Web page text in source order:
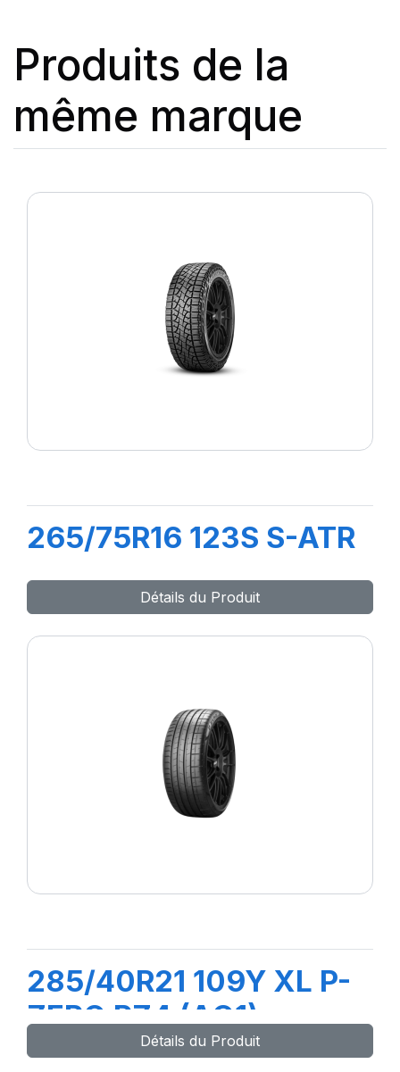
Produits de la
même marque
265/75R16 123S S-ATR
Détails du Produit
285/40R21 109Y XL P-
ZERO PZ4 (AO1)
Détails du Produit